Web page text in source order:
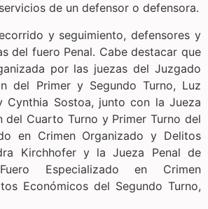
de un defensor o defensora.
y seguimiento, defensores y
del fuero Penal. Cabe destacar que
por las juezas del Juzgado
del Primer y Segundo Turno, Luz
Cynthia Sostoa, junto con la Jueza
del Cuarto Turno y Primer Turno del
en Crimen Organizado y Delitos
Kirchhofer y la Jueza Penal de
Especializado en Crimen
Económicos del Segundo Turno,